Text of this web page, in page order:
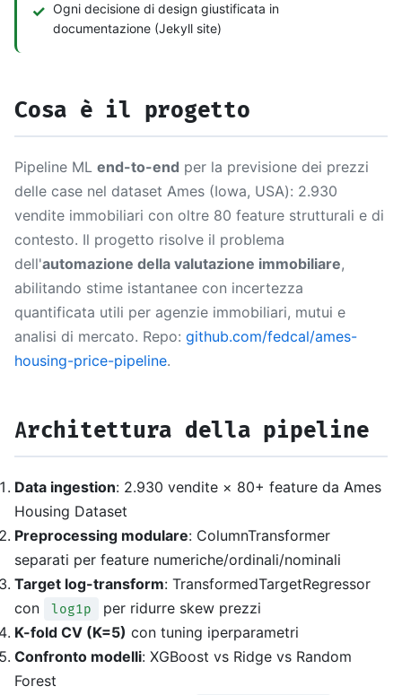
Ogni decisione di design giustificata in
documentazione (Jekyll site)
Cosa è il progetto
Pipeline ML end-to-end per la previsione dei prezzi
delle case nel dataset Ames (Iowa, USA): 2.930
vendite immobiliari con oltre 80 feature strutturali e di
contesto. Il progetto risolve il problema
dell'automazione della valutazione immobiliare,
abilitando stime istantanee con incertezza
quantificata utili per agenzie immobiliari, mutui e
analisi di mercato. Repo: github.com/fedcal/ames-
housing-price-pipeline.
Architettura della pipeline
Data ingestion: 2.930 vendite × 80+ feature da Ames
Housing Dataset
Preprocessing modulare: ColumnTransformer
separati per feature numeriche/ordinali/nominali
Target log-transform: TransformedTargetRegressor
con
log1p
per ridurre skew prezzi
K-fold CV (K=5) con tuning iperparametri
Confronto modelli: XGBoost vs Ridge vs Random
Forest